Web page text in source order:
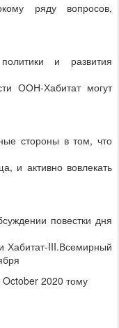
ряду вопросов,
и развития
ООН-Хабитат могут
стороны в том, что
и активно вовлекать
повестки дня
Хабитат-III.Всемирный
October 2020 тому